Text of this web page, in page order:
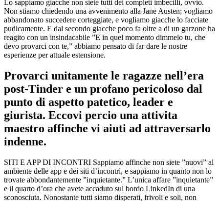
Lo sappiamo giacche non siete tutti dei completi imbecilli, ovvio.
Non stiamo chiedendo una avvenimento alla Jane Austen; vogliamo
abbandonato succedere corteggiate, e vogliamo giacche lo facciate
pudicamente. E dal secondo giacche poco fa oltre a di un garzone ha
reagito con un insindacabile ”E in quel momento dimmelo tu, che
devo provarci con te,” abbiamo pensato di far dare le nostre
esperienze per attuale estensione.
Provarci unitamente le ragazze nell’era
post-Tinder e un profano pericoloso dal
punto di aspetto patetico, leader e
giurista. Eccovi percio una attivita
maestro affinche vi aiuti ad attraversarlo
indenne.
SITI E APP DI INCONTRI Sappiamo affinche non siete ”nuovi” al
ambiente delle app e dei siti d’incontri, e sappiamo in quanto non lo
trovate abbondantemente ”inquietante.” L’unica affare ”inquietante”
e il quarto d’ora che avete accaduto sul bordo LinkedIn di una
sconosciuta. Nonostante tutti siamo disperati, frivoli e soli, non